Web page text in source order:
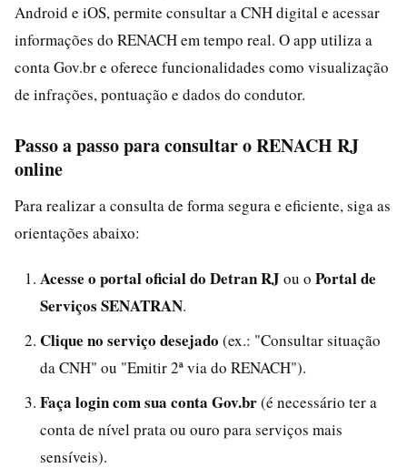
Android e iOS, permite consultar a CNH digital e acessar
informações do RENACH em tempo real. O app utiliza a
conta Gov.br e oferece funcionalidades como visualização
de infrações, pontuação e dados do condutor.
Passo a passo para consultar o RENACH RJ
online
Para realizar a consulta de forma segura e eficiente, siga as
orientações abaixo:
Acesse o portal oficial do Detran RJ ou o Portal de
Serviços SENATRAN.
Clique no serviço desejado (ex.: "Consultar situação
da CNH" ou "Emitir 2ª via do RENACH").
Faça login com sua conta Gov.br(é necessário ter a
conta de nível prata ou ouro para serviços mais
sensíveis).